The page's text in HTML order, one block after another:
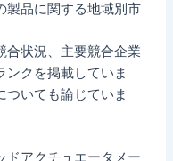
製品に関する地域別市
合状況、主要競合企業
ンクを掲載していま
ついても論じていま